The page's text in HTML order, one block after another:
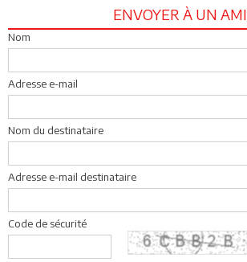
ENVOYER À UN AMI
Nom
Adresse e-mail
Nom du destinataire
Adresse e-mail destinataire
Code de sécurité